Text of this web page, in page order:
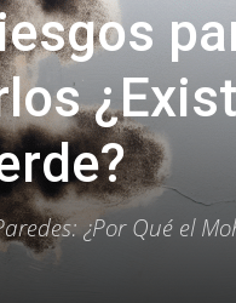
¿Por Qué el